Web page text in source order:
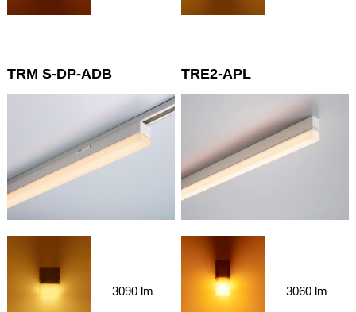
TRM S-DP-ADB
3090 lm
TRE2-APL
3060 lm